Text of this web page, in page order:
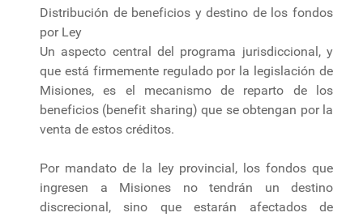
Distribución de beneficios y destino de los fondos
por Ley
Un aspecto central del programa jurisdiccional, y
que está firmemente regulado por la legislación de
Misiones, es el mecanismo de reparto de los
beneficios (benefit sharing) que se obtengan por la
venta de estos créditos.
Por mandato de la ley provincial, los fondos que
ingresen a Misiones no tendrán un destino
discrecional, sino que estarán afectados de